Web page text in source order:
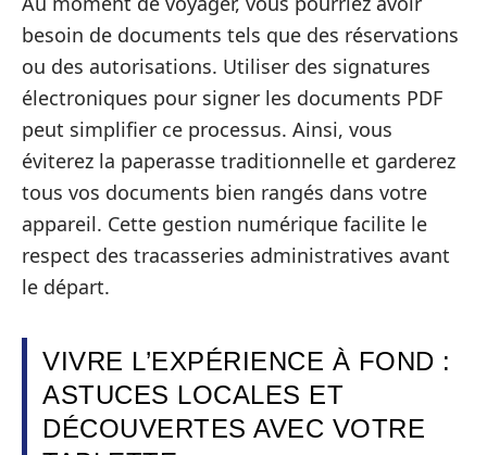
besoin de documents tels que des réservations
ou des autorisations. Utiliser des signatures
électroniques pour signer les documents PDF
peut simplifier ce processus. Ainsi, vous
éviterez la paperasse traditionnelle et garderez
tous vos documents bien rangés dans votre
appareil. Cette gestion numérique facilite le
respect des tracasseries administratives avant
le départ.
VIVRE L’EXPÉRIENCE À FOND :
ASTUCES LOCALES ET
DÉCOUVERTES AVEC VOTRE